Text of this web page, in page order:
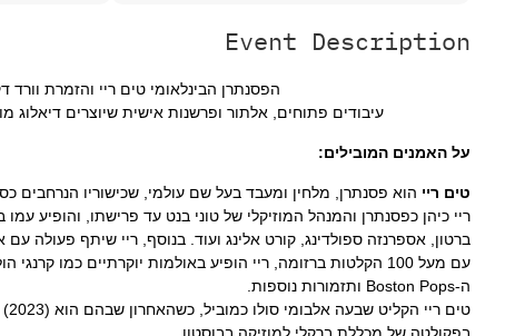
Event Description
הפסנתרן הבינלאומי טים ריי והזמרת
עיבודים פתוחים, אלתור ופרשנות אישית שיוצרים דיאלוג
על האמנים המובילים:
טים ריי הוא פסנתרן, מלחין ומעבד בעל שם עולמי, שכישוריו הנרחבים
ברטון, אספרנזה ספולדינג, קורט אלינג ועוד. בנוסף, ריי שיתף פעולה עם
עם מעל 100 הקלטות ברזומה, ריי הופיע באולמות יוקרתיים
ה-Boston Pops ותזמורות נוספות.
טים ריי הקליט שבעה אלבומי סולו כמוביל, כשהאחרון שבהם הוא
בפקולטה של מכללת ברקלי למוזיקה בבוסטון.